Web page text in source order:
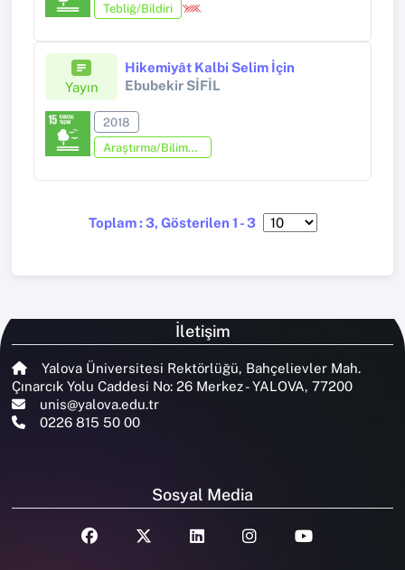
Tebliğ/Bildiri
Yayın
Hikemiyât Kalbi Selim İçin
Ebubekir SİFİL
2018
Araştırma/Bilimsel Kitap (Tez Hariç)
Toplam : 3, Gösterilen 1 - 3
İletişim
Yalova Üniversitesi Rektörlüğü, Bahçelievler Mah.
Çınarcık Yolu Caddesi No: 26 Merkez - YALOVA, 77200
unis@yalova.edu.tr
0226 815 50 00
Sosyal Media